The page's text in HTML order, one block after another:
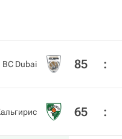
BC Dubai 85 :
65 :